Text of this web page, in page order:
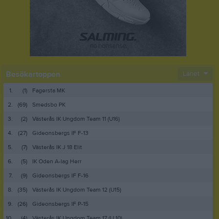
Besökartoppen Länet
1. (1)
Fagersta MK
2.
(69)
Smedsbo PK
3.
(2)
Västerås IK Ungdom Team 11 (U16)
4.
(27)
Gideonsbergs IF F-13
5.
(7)
Västerås IK J 18 Elit
6.
(5)
IK Oden A-lag Herr
7.
(9)
Gideonsbergs IF F-16
8.
(35)
Västerås IK Ungdom Team 12 (U15)
9.
(26)
Gideonsbergs IF P-15